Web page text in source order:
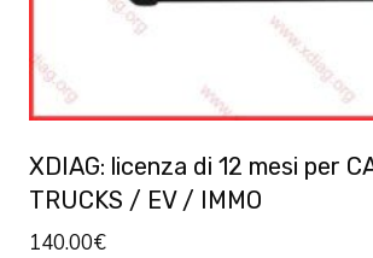
XDIAG: licenza di 12 mesi per
TRUCKS / EV / IMMO
140.00€